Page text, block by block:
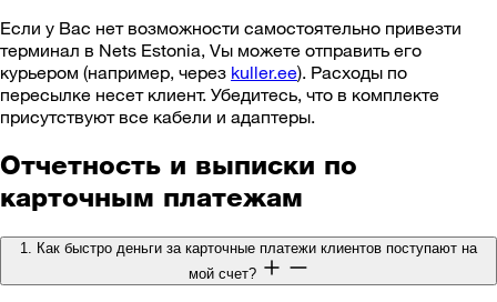
Если у Вас нет возможности самостоятельно привезти
терминал в Nets Estonia, Vы можете отправить его
курьером (например, через kuller.ee). Расходы по
пересылке несет клиент. Убедитесь, что в комплекте
присутствуют все кабели и адаптеры.
Отчетность и выписки по
карточным платежам
1. Как быстро деньги за карточные платежи клиентов поступают на
мой счет?